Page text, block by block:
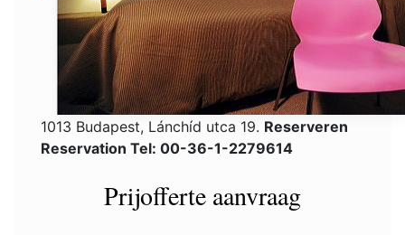
1013 Budapest, Lánchíd utca 19. Reserveren
Reservation Tel: 00-36-1-2279614
Prijofferte aanvraag